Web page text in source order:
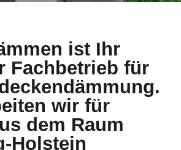
ist Ihr
Fachbetrieb für
wir für
dem Raum
Holstein